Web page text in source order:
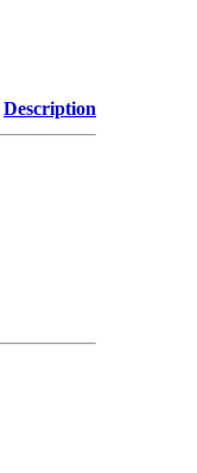
Description